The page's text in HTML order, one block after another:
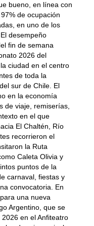
bueno, en línea con
de ocupación
en uno de los
desempeño
fin de semana
2026 del
ciudad en el centro
de toda la
sur de Chile. El
en la economía
de viaje, remiserías,
en el que
El Chaltén, Río
recorrieron el
la Ruta
Caleta Olivia y
puntos de la
carnaval, fiestas y
convocatoria. En
una nueva
Argentino, que se
en el Anfiteatro